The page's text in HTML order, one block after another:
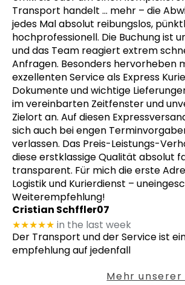
Transport handelt … mehr – die
jedes Mal absolut reibungslos,
hochprofessionell. Die Buchung ist
und das Team reagiert extrem
Anfragen. Besonders hervorheben
exzellenten Service als Express
Dokumente und wichtige
im vereinbarten Zeitfenster und
Zielort an. Auf diesen
sich auch bei engen
verlassen. Das Preis-Leistungs-
diese erstklassige Qualität absolut
transparent. Für mich die erste
Logistik und Kurierdienst –
Weiterempfehlung!
Cristian Schffler07
★★★★★ in the last week
Der Transport und der Service ist
empfehlung auf jedenfall
Mehr unserer